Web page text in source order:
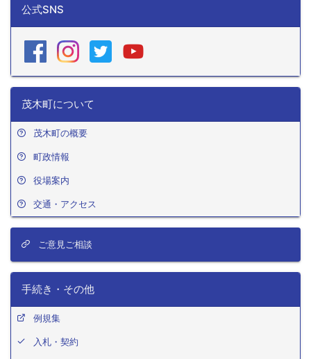
公式SNS
茂木町について
茂木町の概要
町政情報
役場案内
交通・アクセス
ご意見ご相談
手続き・その他
例規集
入札・契約